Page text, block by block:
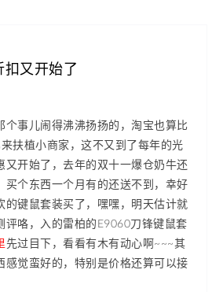
又开始了
个事儿闹得沸沸扬扬的，淘宝也算比
扶植小商家，这不又到了每年的光
又开始了，去年的双十一爆仓奶牛还
买个东西一个月有的还送不到，幸好
的键鼠套装买了，嘿嘿，明天估计就
评咯，入的雷柏的E9060刀锋键鼠套
先过目下，看看有木有动心啊~~~其
感觉蛮好的，特别是价格还算可以接